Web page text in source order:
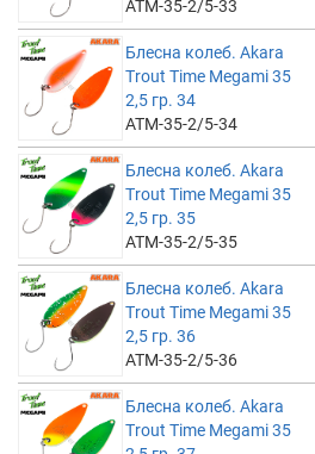
ATM-35-2/5-33
Блесна колеб. Akara
Trout Time Megami 35
2,5 гр. 34
ATM-35-2/5-34
Блесна колеб. Akara
Trout Time Megami 35
2,5 гр. 35
ATM-35-2/5-35
Блесна колеб. Akara
Trout Time Megami 35
2,5 гр. 36
ATM-35-2/5-36
Блесна колеб. Akara
Trout Time Megami 35